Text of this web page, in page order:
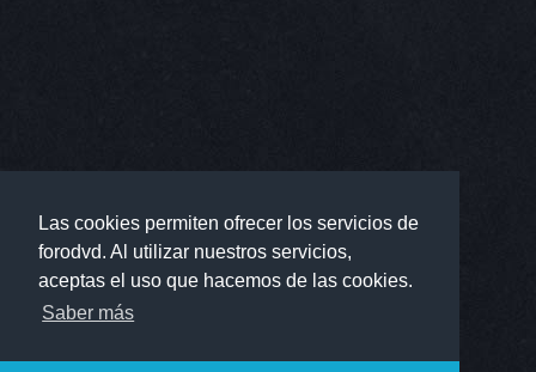
Las cookies permiten ofrecer los servicios de
forodvd. Al utilizar nuestros servicios,
aceptas el uso que hacemos de las cookies.
Saber más